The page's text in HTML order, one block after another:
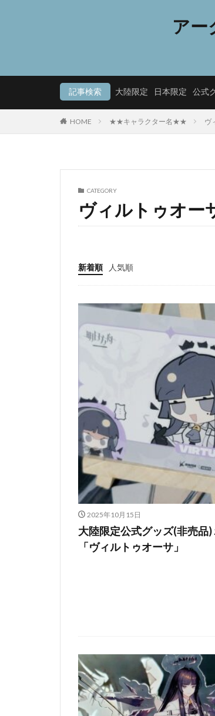
アー
記事検索 大陸限定 日本限定 公式
HOME ★★キャラクター名★★ ヴ
CATEGORY
ヴィルトゥオー
新着順 人気順
2025年10月15日
大陸限定公式グッズ(非売品)
「ヴィルトゥオーサ」